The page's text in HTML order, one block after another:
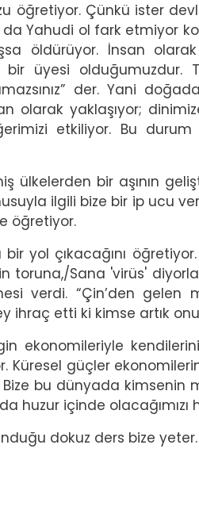
öğretiyor. Çünkü ister
Yahudi ol fark etmiyor
öldürüyor. İnsan
üyesi olduğumuzdur.
der. Yani
olarak yaklaşıyor;
etkiliyor. Bu durum
ülkelerden bir aşının
ilgili bize bir ip ucu
öğretiyor.
yol çıkacağını öğretiyor.
toruna,/Sana 'virüs'
verdi. “Çin’den
ihraç etti ki kimse artık
ekonomileriyle
Küresel güçler
bu dünyada kimsenin
huzur içinde olacağımızı
dokuz ders bize